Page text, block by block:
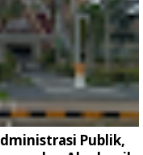
Publik,